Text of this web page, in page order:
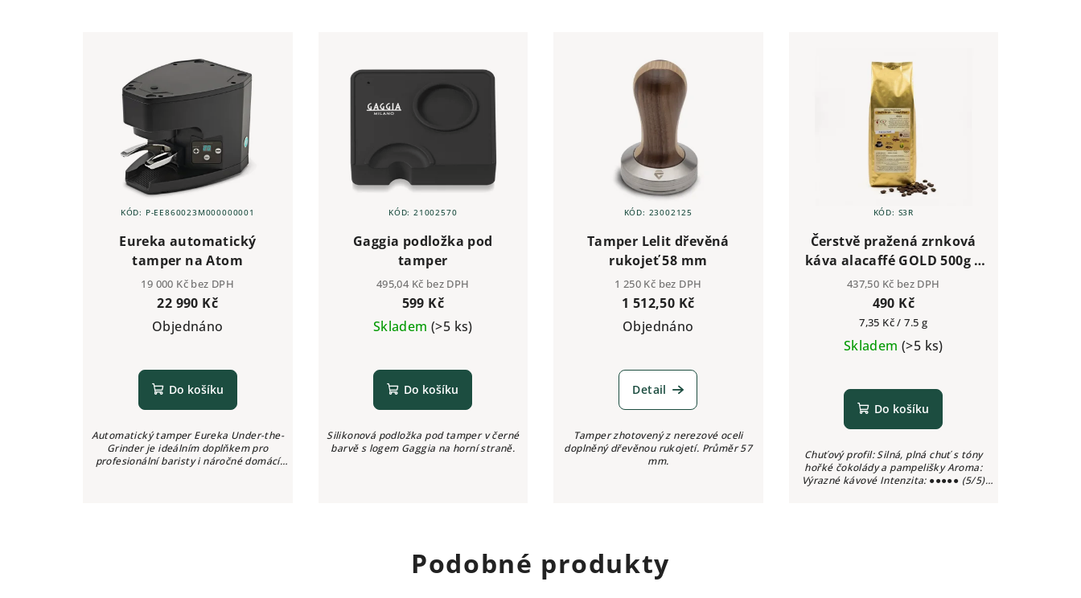
Eureka automatický
tamper na Atom
19 000 Kč bez DPH
22 990 Kč
Objednáno
Do košíku
Automatický tamper Eureka Under-the-
Grinder je ideálním doplňkem pro
profesionální baristy i náročné domácí
KÓD: P-EE860023M000000001
Gaggia podložka pod
tamper
495,04 Kč bez DPH
599 Kč
Skladem (>5 ks)
Do košíku
Silikonová podložka pod tamper v černé
barvě s logem Gaggia na horní straně.
KÓD:21002570
Tamper Lelit dřevěná
rukojeť 58 mm
1 250 Kč bez DPH
1 512,50 Kč
Objednáno
Detail
Tamper zhotovený z nerezové oceli
doplněný dřevěnou rukojetí. Průměr 57
mm.
KÓD: 23002125
Čerstvě pražená zrnková
káva alacaffé GOLD 500g |
Česká pražírna
437,50 Kč bez DPH
490 Kč
Měrná
cena:
7,35 Kč / 7.5 g
Skladem (>5 ks)
Do košíku
Chuťový profil: Silná, plná chuť s tóny
hořké čokolády a pampelišky Aroma:
Výrazné kávové Intenzita: ●●●●● (5/5)
KÓD: S3R
Podobné produkty